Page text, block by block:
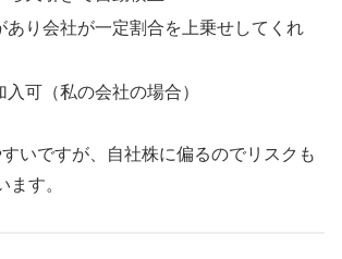
あり会社が一定割合を上乗せしてくれ
入可（私の会社の場合）
いですが、自社株に偏るのでリスクも
ます。